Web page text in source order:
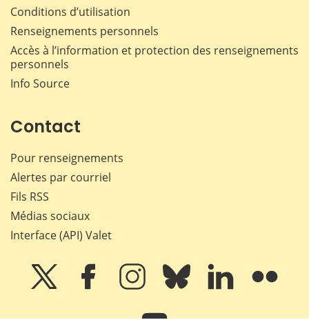
Conditions d’utilisation
Renseignements personnels
Accès à l’information et protection des renseignements
personnels
Info Source
Contact
Pour renseignements
Alertes par courriel
Fils RSS
Médias sociaux
Interface (API) Valet